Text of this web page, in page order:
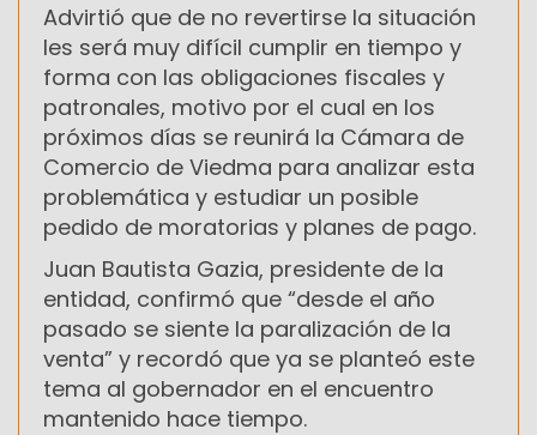
Advirtió que de no revertirse la situación
les será muy difícil cumplir en tiempo y
forma con las obligaciones fiscales y
patronales, motivo por el cual en los
próximos días se reunirá la Cámara de
Comercio de Viedma para analizar esta
problemática y estudiar un posible
pedido de moratorias y planes de pago.
Juan Bautista Gazia, presidente de la
entidad, confirmó que “desde el año
pasado se siente la paralización de la
venta” y recordó que ya se planteó este
tema al gobernador en el encuentro
mantenido hace tiempo.